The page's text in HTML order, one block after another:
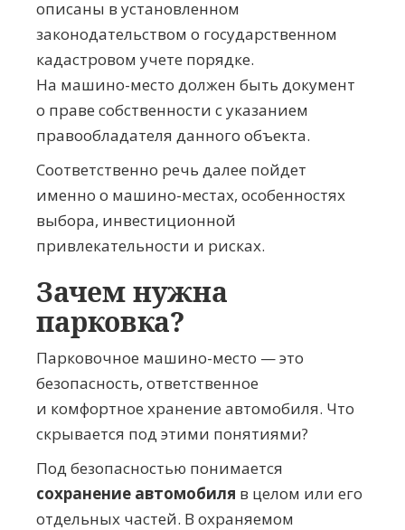
описаны в установленном
законодательством о государственном
кадастровом учете порядке.
На машино-место должен быть документ
о праве собственности с указанием
правообладателя данного объекта.
Соответственно речь далее пойдет
именно о машино-местах, особенностях
выбора, инвестиционной
привлекательности и рисках.
Зачем нужна
парковка?
Парковочное машино-место — это
безопасность, ответственное
и комфортное хранение автомобиля. Что
скрывается под этими понятиями?
Под безопасностью понимается
сохранение автомобиля в целом или его
отдельных частей. В охраняемом